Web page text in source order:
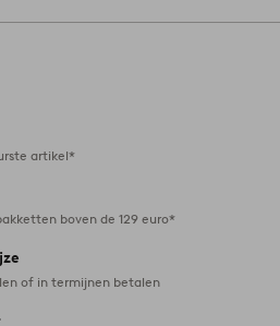
artikel*
boven de 129 euro*
of in termijnen betalen